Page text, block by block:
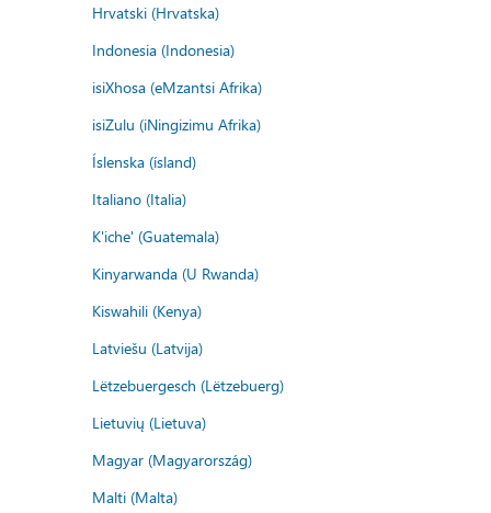
Hrvatski (Hrvatska)
Indonesia (Indonesia)
isiXhosa (eMzantsi Afrika)
isiZulu (iNingizimu Afrika)
Íslenska (ísland)
Italiano (Italia)
K'iche' (Guatemala)
Kinyarwanda (U Rwanda)
Kiswahili (Kenya)
Latviešu (Latvija)
Lëtzebuergesch (Lëtzebuerg)
Lietuvių (Lietuva)
Magyar (Magyarország)
Malti (Malta)